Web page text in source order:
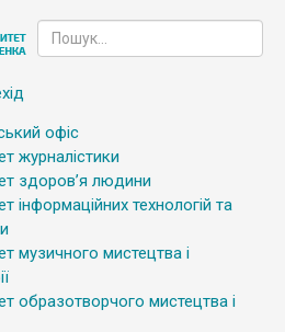
офіс
журналістики
здоров’я людини
інформаційних технологій та
музичного мистецтва і
образотворчого мистецтва і